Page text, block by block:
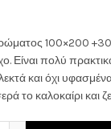
100×200
Είναι πολύ
και όχι
το καλοκαίρι και